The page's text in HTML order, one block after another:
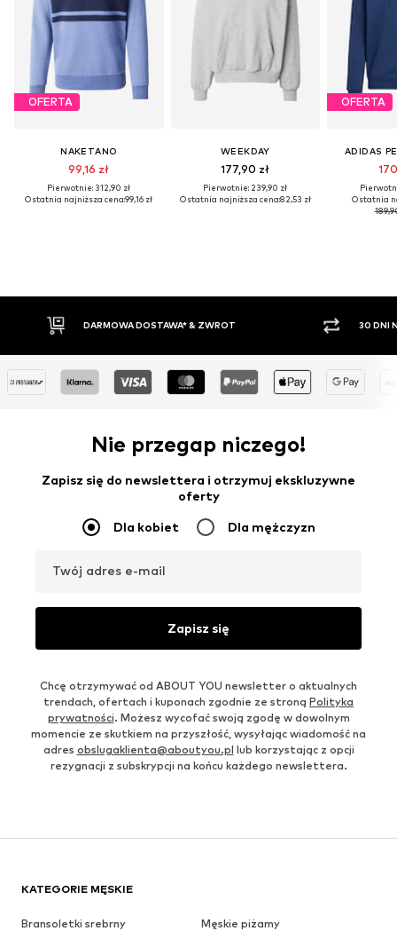
OFERTA
NAKETANO
99,16 zł
Pierwotnie: 312,90 zł
Ostatnia najniższa cena:99,16 zł
WEEKDAY
177,90 zł
Pierwotnie: 239,90 zł
Ostatnia najniższa cena:82,53 zł
OFERTA
ADIDAS
Ostatnia
30 DNI NA ZWROT TOWARU
Nie przegap niczego!
Zapisz się do newslettera i otrzymuj ekskluzywne
oferty
Dla kobiet Dla mężczyzn
Twój adres e-mail
Zapisz się
Chcę otrzymywać od ABOUT YOU newsletter o aktualnych
trendach, ofertach i kuponach zgodnie ze stroną Polityka
prywatności. Możesz wycofać swoją zgodę w dowolnym
momencie ze skutkiem na przyszłość, wysyłając wiadomość na
adres obslugaklienta@aboutyou.pl lub korzystając z opcji
rezygnacji z subskrypcji na końcu każdego newslettera.
KATEGORIE MĘSKIE
Bransoletki srebrny
Męskie piżamy